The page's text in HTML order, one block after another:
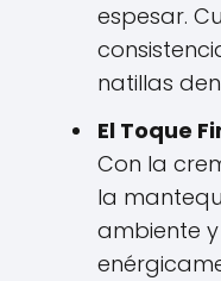
espesar.
natillas
El Toque
Con la
la
ambiente